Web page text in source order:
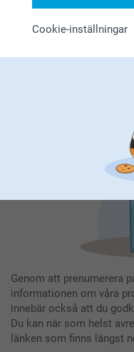
Cookie-inställningar
Registrera
Genom att prenumerera
informationen om våra
innebär också att du
Du kan när som helst
länken som finns längst